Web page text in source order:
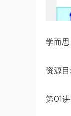
学而思
资源目
第01